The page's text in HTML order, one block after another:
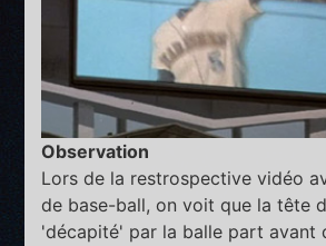
Observation
Lors de la restrospective vidéo
de base-ball, on voit que la tête
'décapité' par la balle part avant